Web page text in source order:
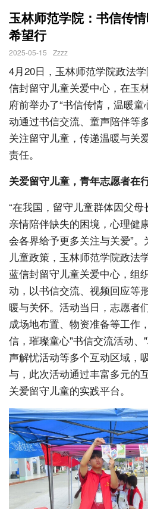
玉林师范学院：书信传
希望行
2025-05-15 Zzzz
4月20日，玉林师范学院政法
信封留守儿童关爱中心，在玉
府前举办了“书信传情，温暖
动通过书信交流、童声陪伴等
关注留守儿童，传递温暖与关
责任。
关爱留守儿童，青年志愿者在
“在我国，留守儿童群体因父
亲情陪伴缺失的困境，心理健
会各界给予更多关注与关爱”
儿童政策，玉林师范学院政法
蓝信封留守儿童关爱中心，组
动，以书信交流、视频回应等
暖与关怀。活动当日，志愿者
成场地布置、物资准备等工作
信，璀璨童心"书信交流活动
声解忧活动等多个互动区域，
与，此次活动通过丰富多元的
关爱留守儿童的实践平台。